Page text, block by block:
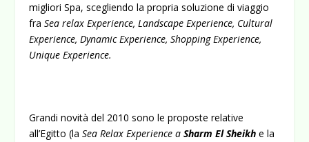
migliori Spa, scegliendo la propria soluzione di viaggio
fraSea relax Experience, Landscape Experience, Cultural
Experience, Dynamic Experience, Shopping Experience,
Unique Experience.
Grandi novità del 2010 sono le proposte relative
all’Egitto (laSea Relax Experience aSharm El Sheikh e la